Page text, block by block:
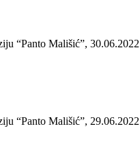
“Panto Mališić”,
“Panto Mališić”,